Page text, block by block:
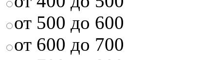
от 500 до 600
от 600 до 700